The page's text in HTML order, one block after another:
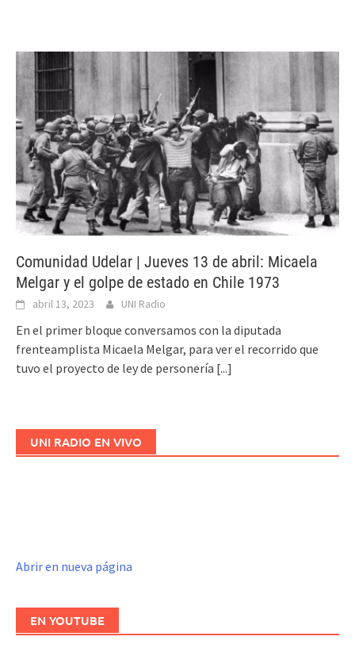
Comunidad Udelar | Jueves 13 de abril: Micaela
Melgar y el golpe de estado en Chile 1973
abril 13, 2023 UNI Radio
En el primer bloque conversamos con la diputada
frenteamplista Micaela Melgar, para ver el recorrido que
tuvo el proyecto de ley de personería [...]
UNI RADIO EN VIVO
Abrir en nueva página
EN YOUTUBE